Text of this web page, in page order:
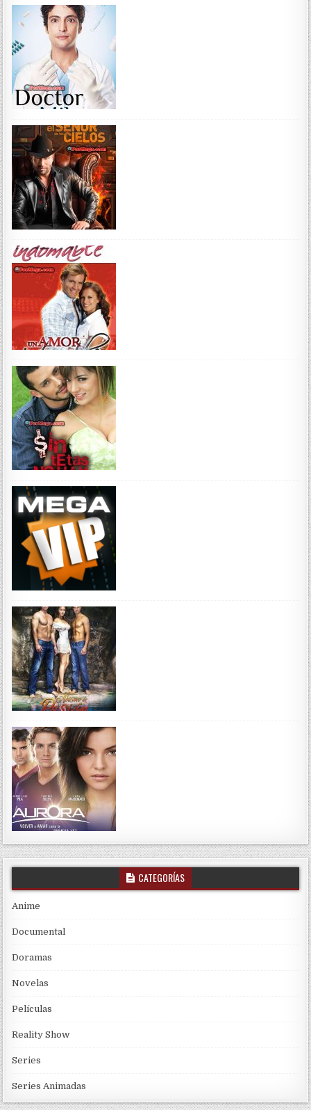
CATEGORÍAS
Anime
Documental
Doramas
Novelas
Películas
Reality Show
Series
Series Animadas